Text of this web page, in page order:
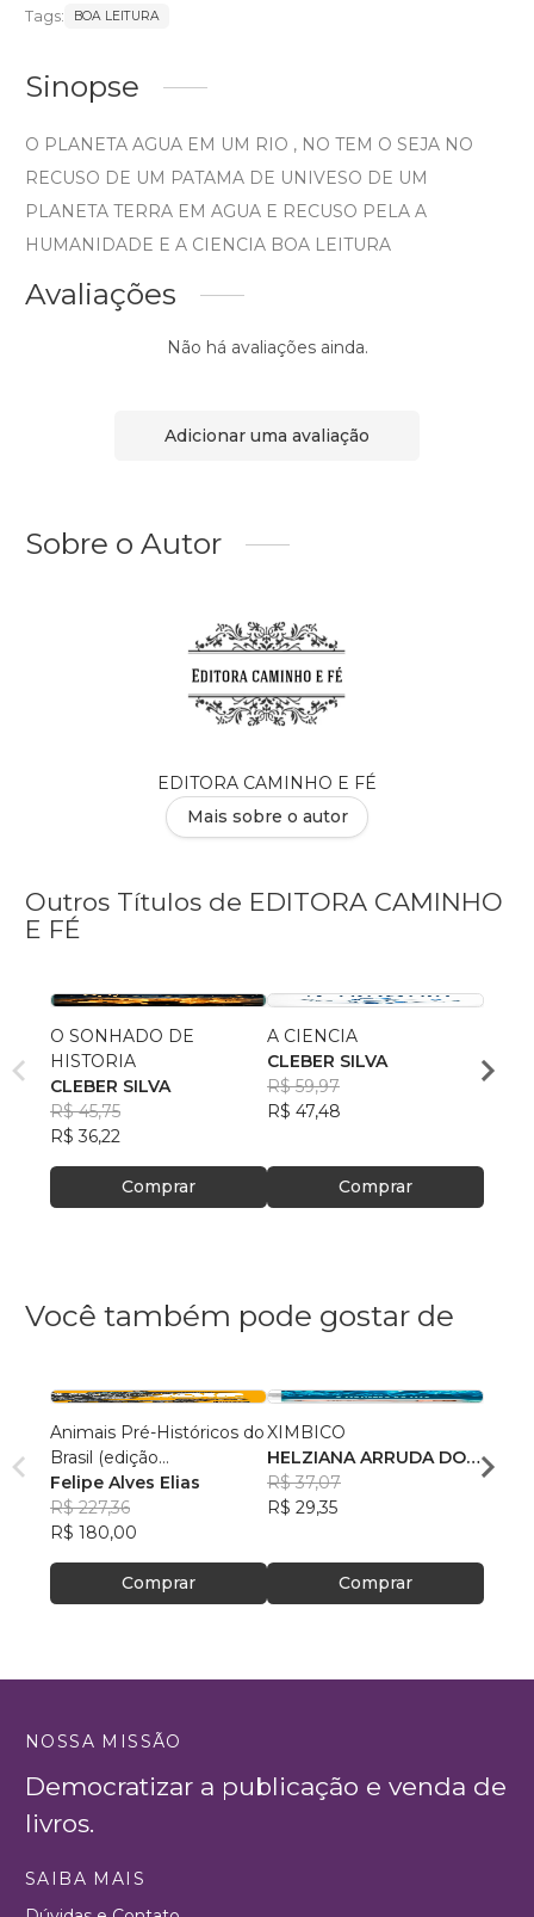
Tags: BOA LEITURA
Sinopse
O PLANETA AGUA EM UM RIO , NO TEM O SEJA NO
RECUSO DE UM PATAMA DE UNIVESO DE UM
PLANETA TERRA EM AGUA E RECUSO PELA A
HUMANIDADE E A CIENCIA BOA LEITURA
Avaliações
Não há avaliações ainda.
Adicionar uma avaliação
Sobre o Autor
EDITORA CAMINHO E FÉ
Mais sobre o autor
Outros Títulos de EDITORA CAMINHO
E FÉ
O SONHADO DE
HISTORIA
CLEBER SILVA
R$ 45,75
R$ 36,22
Comprar
A CIENCIA
CLEBER SILVA
R$ 59,97
R$ 47,48
Comprar
R$
Você também pode gostar de
Animais Pré-Históricos do
Brasil (edição
comum/brochura)
Felipe Alves Elias
R$ 227,36
R$ 180,00
Comprar
XIMBICO
HELZIANA ARRUDA DO
NASCIMENTO
R$ 37,07
R$ 29,35
Comprar
Thais
R$
NOSSA MISSÃO
Democratizar a publicação e venda de
livros.
SAIBA MAIS